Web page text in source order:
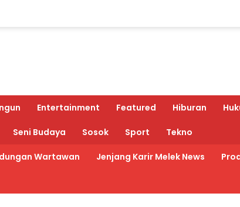
Entertainment Featured Hiburan
Seni Budaya Sosok Sport Tekno
Wartawan Jenjang Karir Melek News